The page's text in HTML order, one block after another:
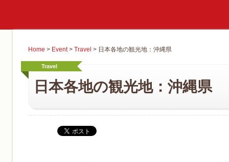
Home > Event> Travel > 日本各地の観光地：沖縄県
Travel
日本各地の観光地：沖縄県